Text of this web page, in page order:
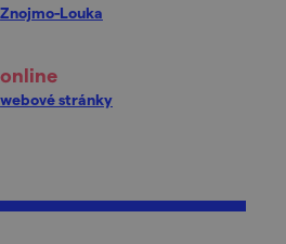
Znojmo-Louka
online
webové stránky